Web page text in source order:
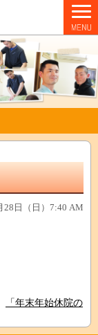
28日（日）7:40 AM
「年末年始休院の